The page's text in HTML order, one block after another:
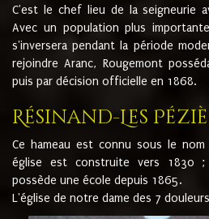
C'est le chef lieu de la seigneurie
Avec un population plus
s'inversera pendant la période
rejoindre Aranc, Rougemont
puis par décision officielle en 1868.
Résinand-Les
Ce hameau est connu sous le
église est construite vers 1830 ;
possède une école depuis 1865.
L'église de notre dame des 7